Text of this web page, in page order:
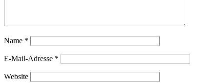
Name *
E-Mail-Adresse *
Website